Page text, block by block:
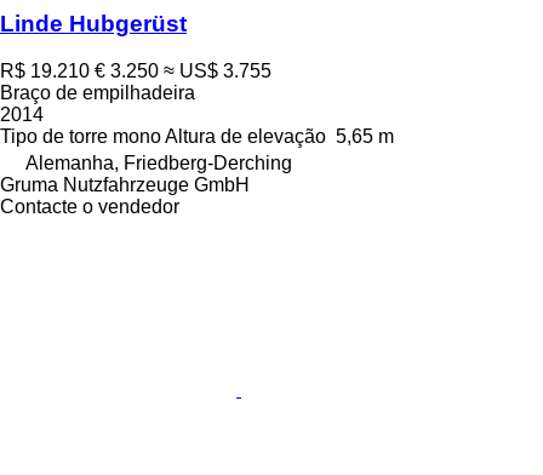
Linde Hubgerüst
R$ 19.210 € 3.250 ≈ US$ 3.755
Braço de empilhadeira
2014
Tipo de torre monoAltura de elevação 5,65 m
Alemanha, Friedberg-Derching
Gruma Nutzfahrzeuge GmbH
Contacte o vendedor